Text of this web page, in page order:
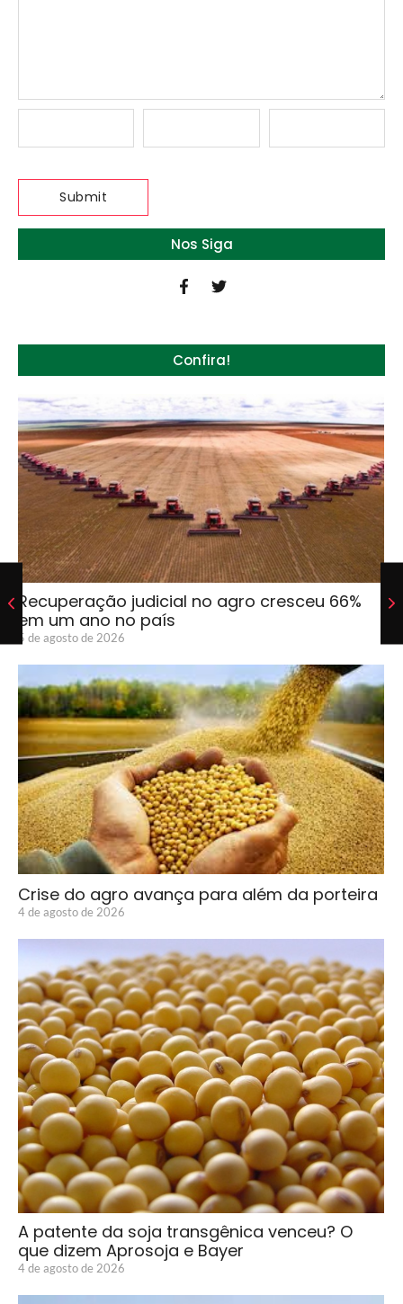
Nos Siga
Confira!
Recuperação judicial no agro cresceu 66%
em um ano no país
5 de agosto de 2026
Crise do agro avança para além da porteira
4 de agosto de 2026
A patente da soja transgênica venceu? O
que dizem Aprosoja e Bayer
4 de agosto de 2026